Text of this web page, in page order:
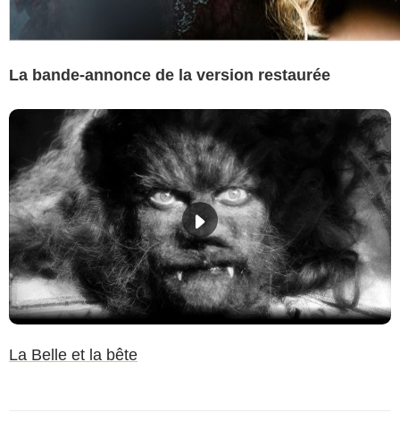
La bande-annonce de la version restaurée
La Belle et la bête